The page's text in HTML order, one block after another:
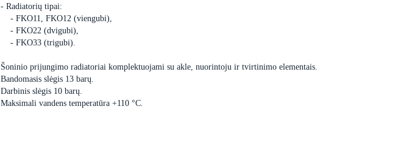
- Radiatorių tipai:
- FKO11, FKO12 (viengubi),
- FKO22 (dvigubi),
- FKO33 (trigubi).
Šoninio prijungimo radiatoriai komplektuojami su akle, nuorintoju ir tvirtinimo elementais.
Bandomasis slėgis 13 barų.
Darbinis slėgis 10 barų.
Maksimali vandens temperatūra +110 °C.